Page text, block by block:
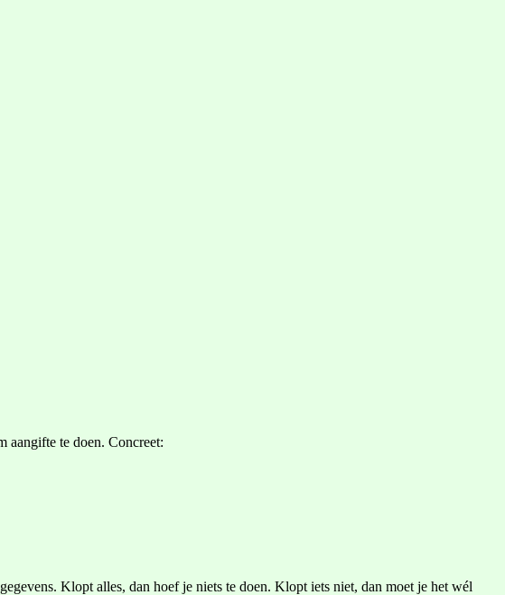
aangifte te doen. Concreet:
Klopt alles, dan hoef je niets te doen. Klopt iets niet, dan moet je het wél